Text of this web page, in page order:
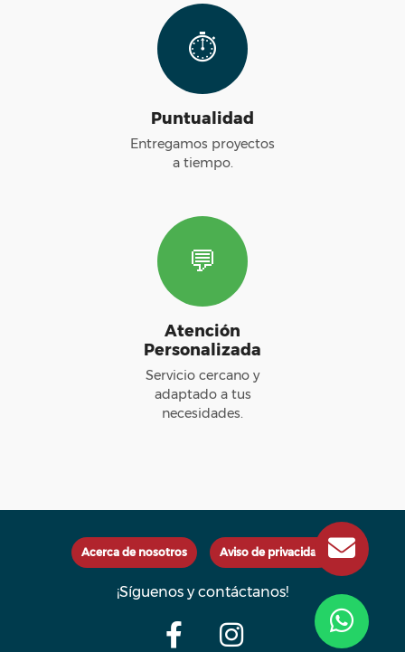
⏱️
Puntualidad
Entregamos proyectos
a tiempo.
💬
Atención
Personalizada
Servicio cercano y
adaptado a tus
necesidades.
Acerca de nosotros Aviso de privacidad
¡Síguenos y contáctanos!